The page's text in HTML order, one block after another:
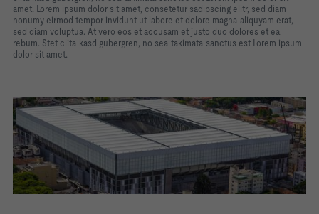
amet. Lorem ipsum dolor sit amet, consetetur sadipscing elitr, sed diam
nonumy eirmod tempor invidunt ut labore et dolore magna aliquyam erat,
sed diam voluptua. At vero eos et accusam et justo duo dolores et ea
rebum. Stet clita kasd gubergren, no sea takimata sanctus est Lorem ipsum
dolor sit amet.